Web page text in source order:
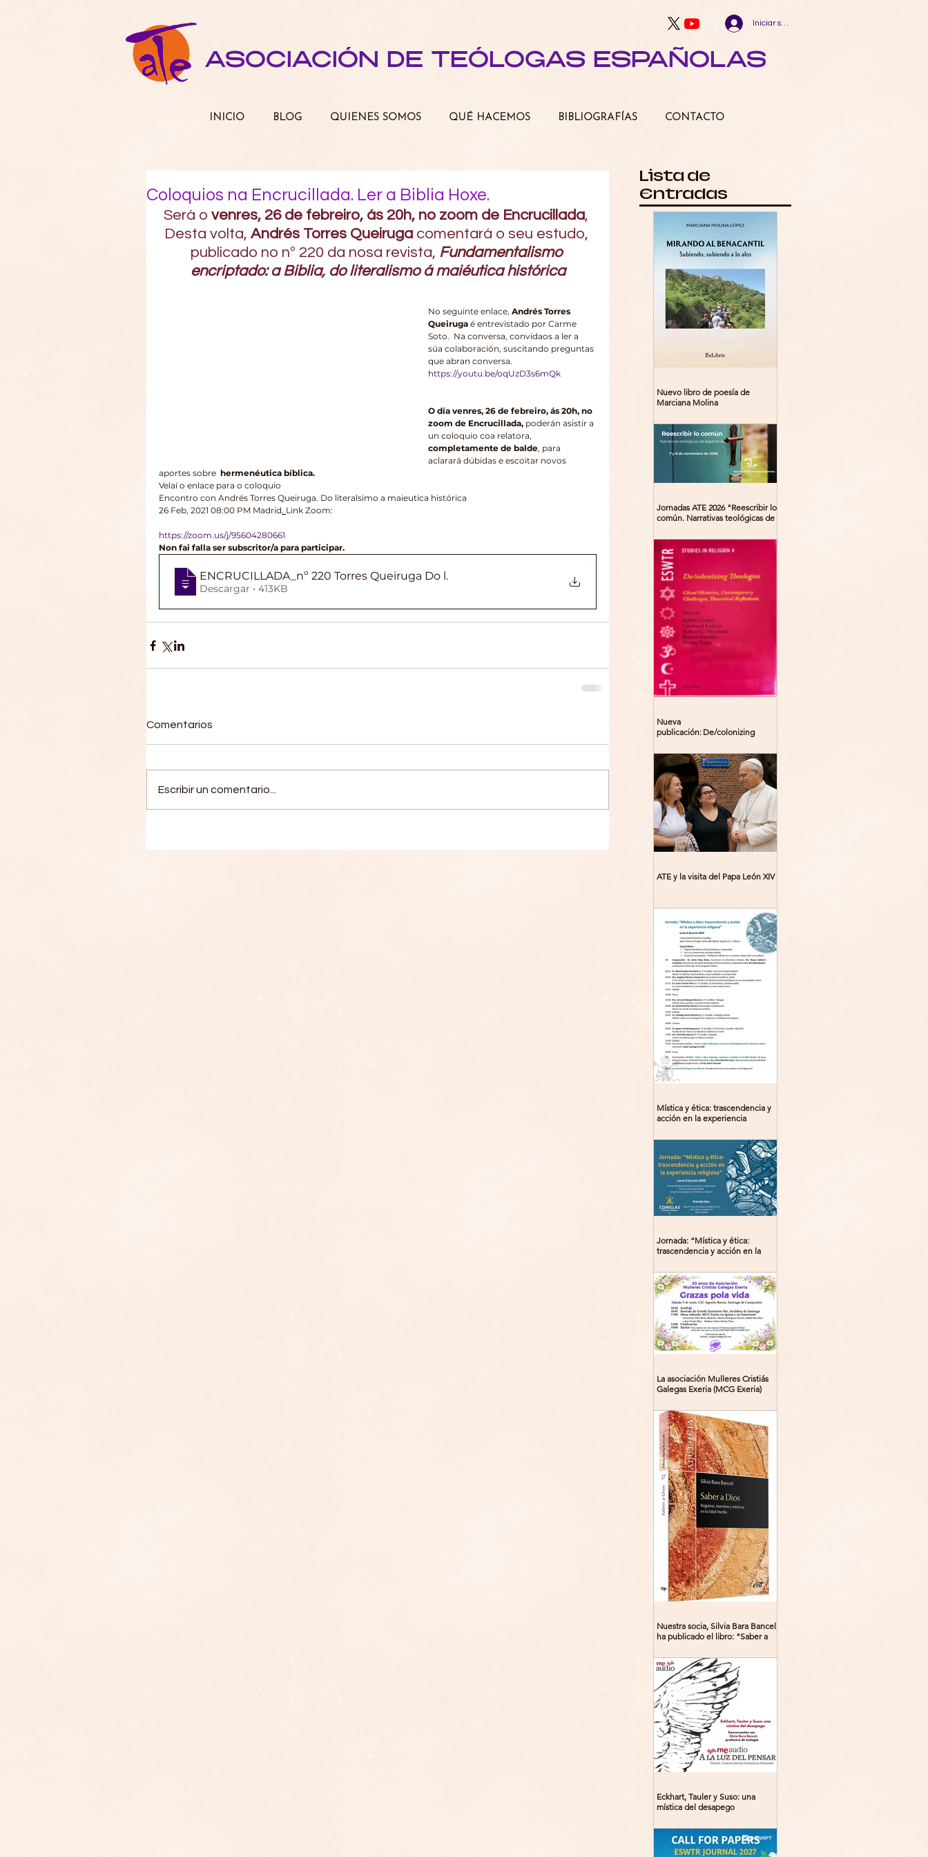
Iniciar sesión
ASOCIACIÓN DE TEÓLOGAS ESPAÑOLAS
Coloquios na Encrucillada. Ler a Biblia Hoxe.
Será o venres, 26 de febreiro, ás 20h, no zoom de Encrucillada,
Desta volta, Andrés Torres Queiruga comentará o seu estudo,
publicado no nº 220 da nosa revista, Fundamentalismo
encriptado: a Biblia, do literalismo á maiéutica histórica
No seguinte enlace, Andrés Torres
Queiruga é entrevistado por Carme
Soto.  Na conversa, convídaos a ler a
súa colaboración, suscitando preguntas
que abran conversa.
https://youtu.be/oqUzD3s6mQk
O día venres, 26 de febreiro, ás 20h, no
zoom de Encrucillada, poderán asistir a
un coloquio coa relatora,
completamente de balde, para
aclarará dúbidas e escoitar novos
aportes sobre hermenéutica bíblica.
Velaí o enlace para o coloquio
Encontro con Andrés Torres Queiruga. Do literalsimo a maieutica histórica
26 Feb, 2021 08:00 PM Madrid. Link Zoom:
https://zoom.us/j/95604280661
Non fai falla ser subscritor/a para participar.
ENCRUCILLADA_nº 220 Torres Queiruga Do l.
Descargar • 413KB
Comentarios
Escribir un comentario...
Nuevo libro de poesía de
Marciana Molina
Jornadas ATE 2026 "Reescribir lo
común. Narrativas teológicas de
Madrid
Nueva
publicación: De/colonizing
Contemporary Challenges,
Theoretical Reflections
ATE y la visita del Papa León XIV
Mística y ética: trascendencia y
acción en la experiencia
del libro: 8 de junio (lunes),
Comillas (Madrid) 19horas
Jornada: “Mística y ética:
trascendencia y acción en la
La asociación Mulleres Cristiás
Galegas Exeria (MCG Exeria)
Nuestra socia, Silvia Bara Bancel,
ha publicado el libro: "Saber a
místicas en la Edad Media"
Eckhart, Tauler y Suso: una
mística del desapego
Lista de
Entradas
INICIO BLOG QUIENES SOMOS QUÉ HACEMOS BIBLIOGRAFÍAS CONTACTO